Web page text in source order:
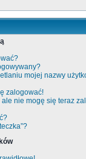
mojej nazwy
zalogować!
nie mogę się teraz